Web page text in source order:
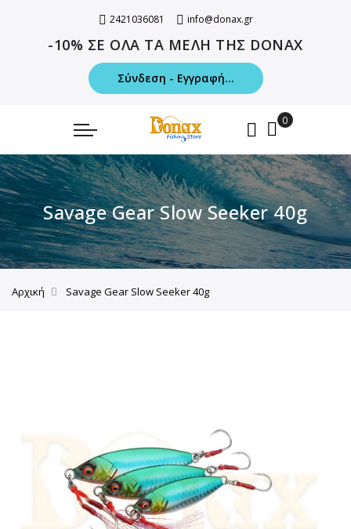
2421036081 info@donax.gr
-10% ΣΕ ΟΛΑ ΤΑ ΜΕΛΗ ΤΗΣ DONAX
Σύνδεση - Εγγραφή...
Savage Gear Slow Seeker 40g
Αρχική Savage Gear Slow Seeker 40g